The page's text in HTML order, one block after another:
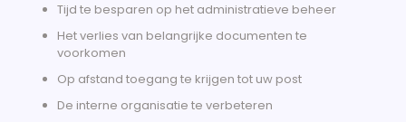
Tijd te besparen op het administratieve beheer
Het verlies van belangrijke documenten te
voorkomen
Op afstand toegang te krijgen tot uw post
De interne organisatie te verbeteren